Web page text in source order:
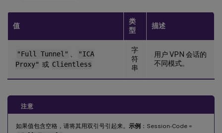
值
类
型
描述
"Full Tunnel" 、
"ICA
Proxy" 或 Clientless
字
符
串
用户 VPN 会话的
不同模式。
注意
如果值包含空格，请将其用双引号引起来。 示例 ：Session-Code =